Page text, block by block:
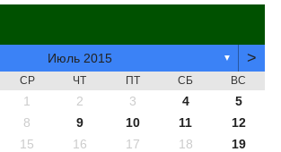
Июль 2015 ▼ >
СР ЧТ ПТ СБ ВС
1 2 3 4
5
8 9 10 11
12
15 16 17 18
19